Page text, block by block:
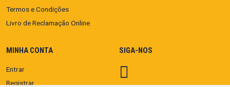
Termos e Condições
Livro de Reclamação Online
MINHA CONTA
Entrar
Registrar
SIGA-NOS